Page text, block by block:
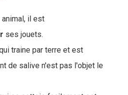
il est
ses jouets.
traine par terre et est
de salive n'est pas l'objet le